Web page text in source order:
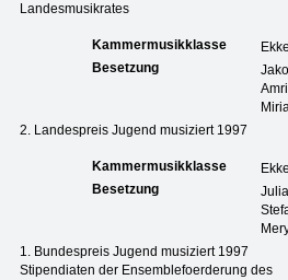
Landesmusikrates
Kammermusikklasse
Besetzung
2. Landespreis Jugend musiziert 1997
Kammermusikklasse
Besetzung
1. Bundespreis Jugend musiziert 1997
Stipendiaten der Ensemblefoerderung des